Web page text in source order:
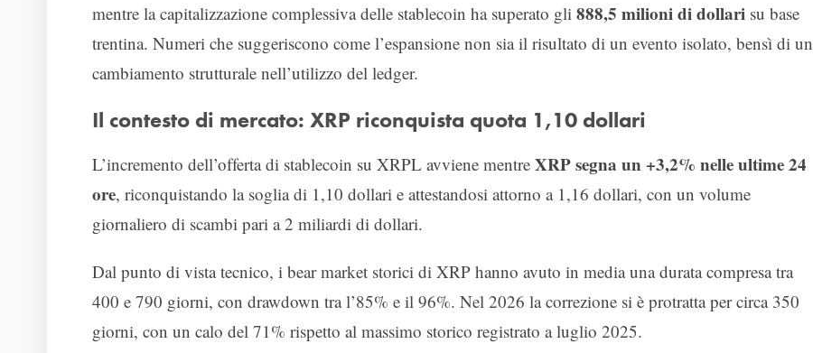
mentre la capitalizzazione complessiva delle stablecoin ha superato gli 888,5 milioni di dollari su base
trentina. Numeri che suggeriscono come l’espansione non sia il risultato di un evento isolato, bensì di un
cambiamento strutturale nell’utilizzo del ledger.
Il contesto di mercato: XRP riconquista quota 1,10 dollari
L’incremento dell’offerta di stablecoin su XRPL avviene mentre XRP segna un +3,2% nelle ultime 24
ore, riconquistando la soglia di 1,10 dollari e attestandosi attorno a 1,16 dollari, con un volume
giornaliero di scambi pari a 2 miliardi di dollari.
Dal punto di vista tecnico, i bear market storici di XRP hanno avuto in media una durata compresa tra
400 e 790 giorni, con drawdown tra l’85% e il 96%. Nel 2026 la correzione si è protratta per circa 350
giorni, con un calo del 71% rispetto al massimo storico registrato a luglio 2025.